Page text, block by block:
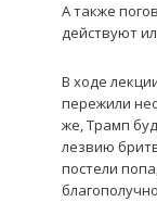
А также
действуют
В ходе
пережили
же, Трамп
лезвию
постели